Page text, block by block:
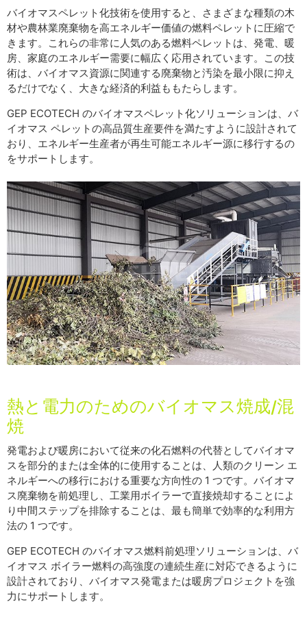
バイオマスペレット化技術を使用すると、さまざまな種類の木
材や農林業廃棄物を高エネルギー価値の燃料ペレットに圧縮で
きます。これらの非常に人気のある燃料ペレットは、発電、暖
房、家庭のエネルギー需要に幅広く応用されています。この技
術は、バイオマス資源に関連する廃棄物と汚染を最小限に抑え
るだけでなく、大きな経済的利益ももたらします。
GEP ECOTECH のバイオマスペレット化ソリューションは、バ
イオマス ペレットの高品質生産要件を満たすように設計されて
おり、エネルギー生産者が再生可能エネルギー源に移行するの
をサポートします。
熱と電力のためのバイオマス焼成/混
焼
発電および暖房において従来の化石燃料の代替としてバイオマ
スを部分的または全体的に使用することは、人類のクリーン エ
ネルギーへの移行における重要な方向性の 1 つです。バイオマ
ス廃棄物を前処理し、工業用ボイラーで直接焼却することによ
り中間ステップを排除することは、最も簡単で効率的な利用方
法の 1 つです。
GEP ECOTECH のバイオマス燃料前処理ソリューションは、バ
イオマス ボイラー燃料の高強度の連続生産に対応できるように
設計されており、バイオマス発電または暖房プロジェクトを強
力にサポートします。